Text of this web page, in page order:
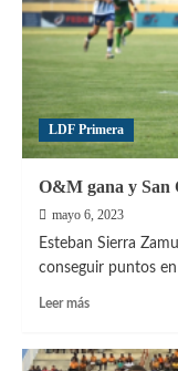
LDF Primera
O&M gana y San
mayo 6, 2023
Esteban Sierra
conseguir puntos
Leer másLeer
O&M